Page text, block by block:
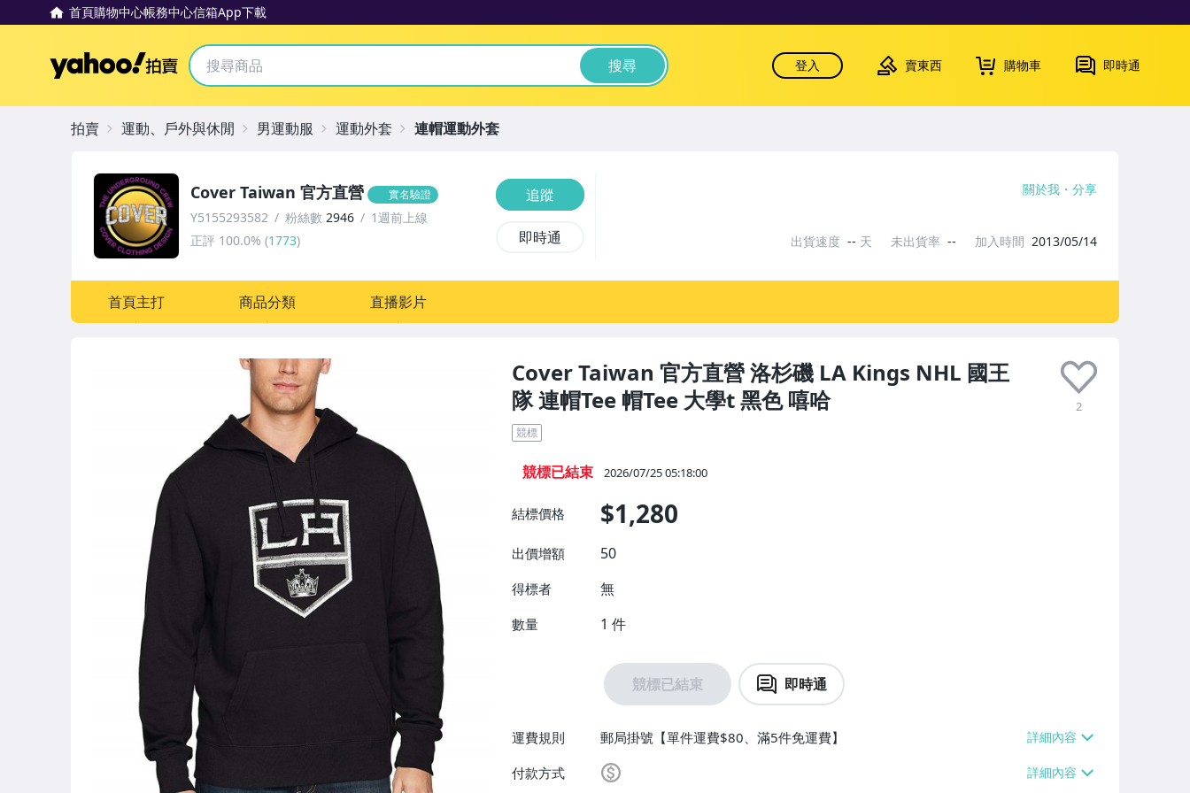
首頁購物中心帳務中心信箱App下載
Yahoo拍賣 搜尋 登入 賣東西 購物車 即時通
Cover Taiwan 官方直營 洛杉磯 LA Kings NHL 國王
隊 連帽Tee 帽Tee 大學t 黑色 嘻哈
2
競標
競標已結束 2026/07/25 05:18:00
結標價格 $1,280
出價增額 50
得標者 無
數量 1 件
競標已結束 即時通
運費規則
郵局掛號【單件運費$80、滿5件免運費】
付款方式
Cover Taiwan 官方直營 實名驗證
Y5155293582 粉絲數 2946
1週前上線
正評 100.0% (1773)
追蹤
即時通
關於我 分享
出貨速度 -- 天 未出貨率 -- 加入時間 2013/05/14
首頁主打 商品分類 直播影片
拍賣 運動、戶外與休閒 男運動服 運動外套 連帽運動外套